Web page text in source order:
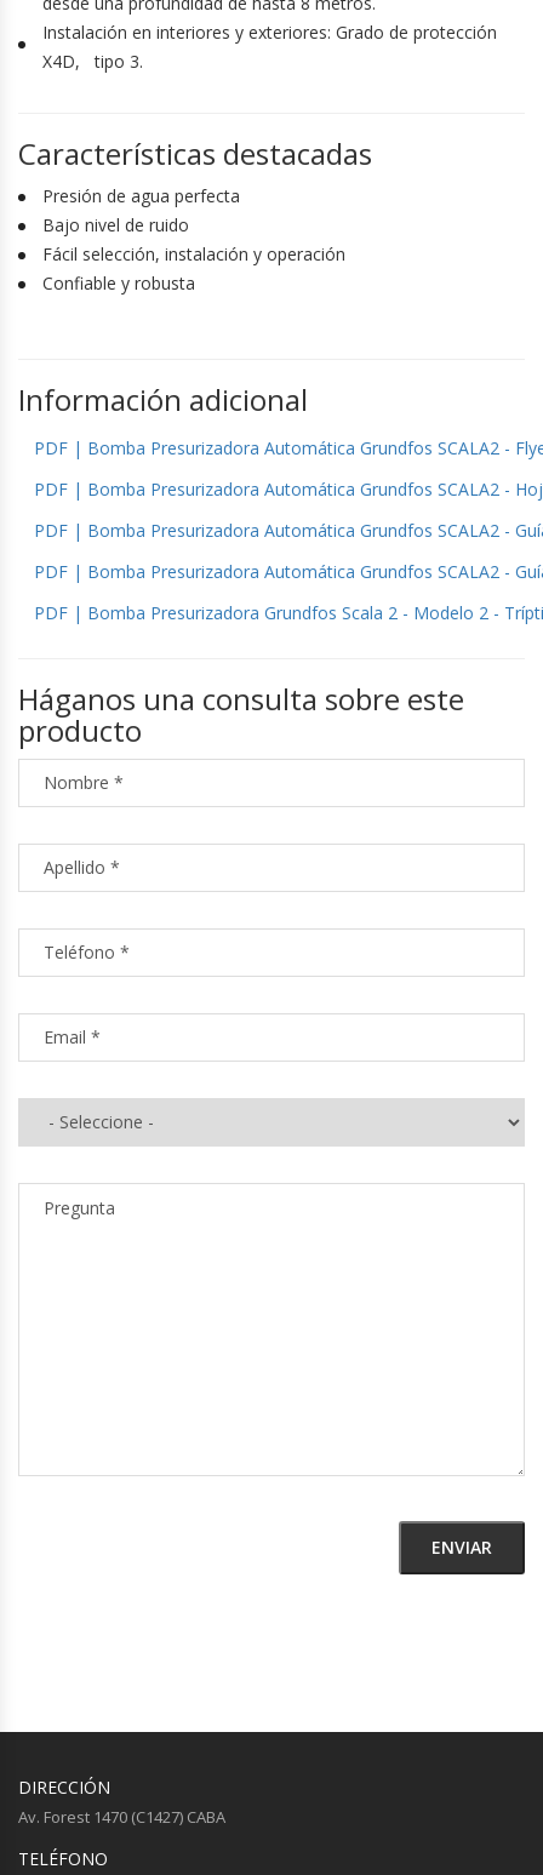
Instalación en interiores y exteriores: Grado de protección
X4D, tipo 3.
Características destacadas
Presión de agua perfecta
Bajo nivel de ruido
Fácil selección, instalación y operación
Confiable y robusta
Información adicional
PDF | Bomba Presurizadora Automática Grundfos SCALA2 -
PDF | Bomba Presurizadora Automática Grundfos SCALA2 -
PDF | Bomba Presurizadora Automática Grundfos SCALA2 -
PDF | Bomba Presurizadora Automática Grundfos SCALA2 -
PDF | Bomba Presurizadora Grundfos Scala 2 - Modelo 2 -
Háganos una consulta sobre este
producto
DIRECCIÓN
Av. Forest 1470 (C1427) CABA
TELÉFONO